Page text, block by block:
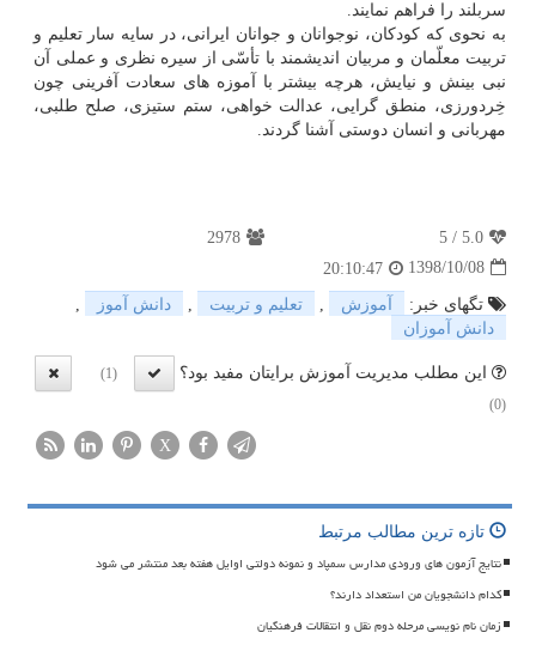
سربلند را فراهم نمایند.
به نحوی كه كودكان، نوجوانان و جوانان ایرانی، در سایه سار تعلیم و
تربیت معلّمان و مربیان اندیشمند با تأسّی از سیره نظری و عملی آن
نبی بینش و نیایش، هرچه بیشتر با آموزه های سعادت آفرینی چون
خِردورزی، منطق گرایی، عدالت خواهی، ستم ستیزی، صلح طلبی،
مهربانی و انسان دوستی آشنا گردند.
5.0
/
5
2978
1398/10/08
20:10:47
تگهای خبر:
آموزش , تعلیم و تربیت , دانش آموز
,
دانش آموزان
این مطلب مدیریت آموزش برایتان مفید بود؟
(1)
(0)
X
تازه ترین مطالب مرتبط
نتایج آزمون های ورودی مدارس سمپاد و نمونه دولتی اوایل هفته بعد منتشر می شود
کدام دانشجویان من استعداد دارند؟
زمان نام نویسی مرحله دوم نقل و انتقالات فرهنگیان